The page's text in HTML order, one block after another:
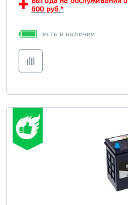
600 руб.*
есть в наличии